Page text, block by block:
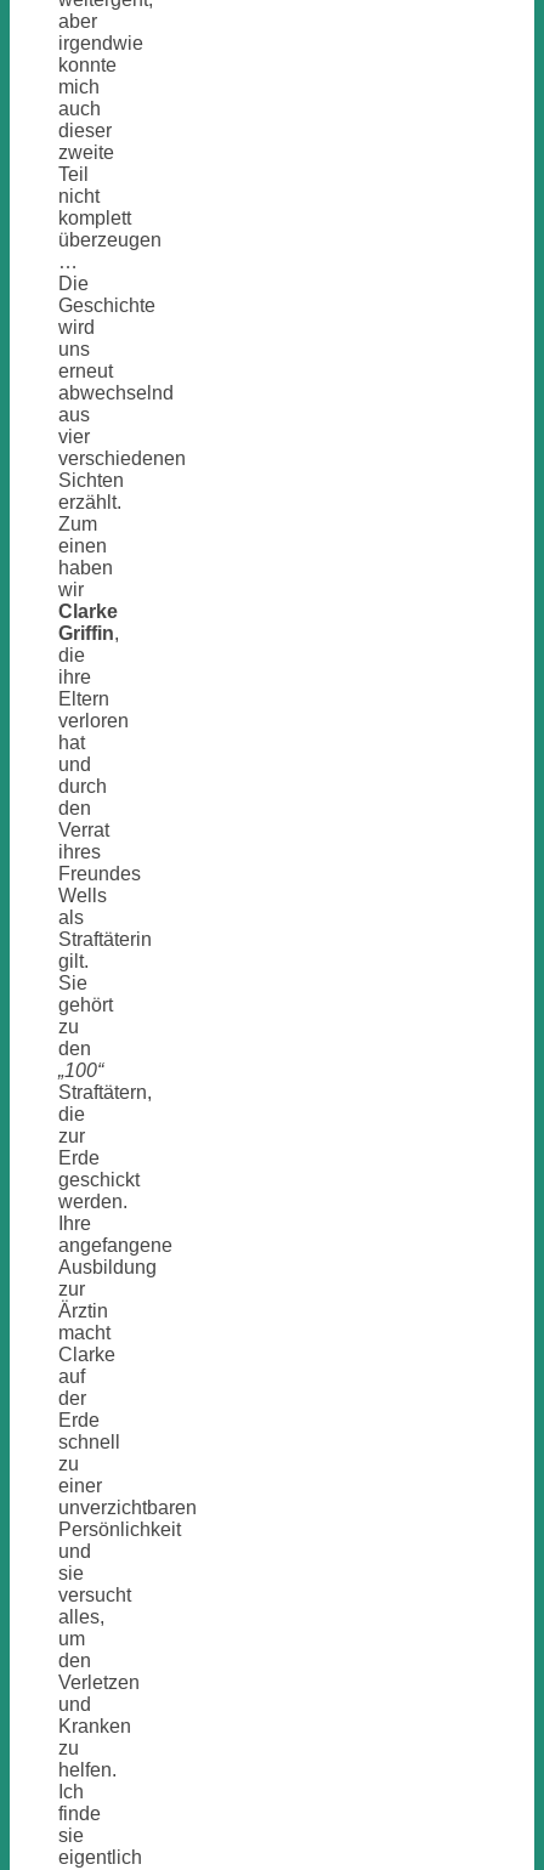
aber
irgendwie
konnte
mich
auch
dieser
zweite
Teil
nicht
komplett
überzeugen
…
Die
Geschichte
wird
uns
erneut
abwechselnd
aus
vier
verschiedenen
Sichten
erzählt.
Zum
einen
haben
wir
Clarke
Griffin,
die
ihre
Eltern
verloren
hat
und
durch
den
Verrat
ihres
Freundes
Wells
als
Straftäterin
gilt.
Sie
gehört
zu
den
„100“
Straftätern,
die
zur
Erde
geschickt
werden.
Ihre
angefangene
Ausbildung
zur
Ärztin
macht
Clarke
auf
der
Erde
schnell
zu
einer
unverzichtbaren
Persönlichkeit
und
sie
versucht
alles,
um
den
Verletzen
und
Kranken
zu
helfen.
Ich
finde
sie
eigentlich